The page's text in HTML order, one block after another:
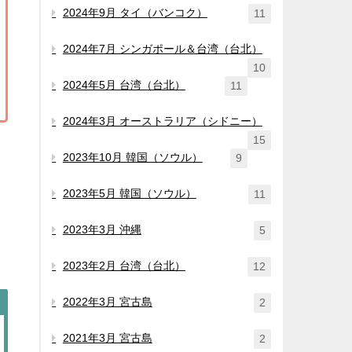
2024年9月 タイ（バンコク） 11
2024年7月 シンガポール＆台湾（台北）
10
2024年5月 台湾（台北）
11
2024年3月 オーストラリア（シドニー）
15
2023年10月 韓国（ソウル）
9
2023年5月 韓国（ソウル） 11
2023年3月 沖縄 5
2023年2月 台湾（台北） 12
2022年3月 宮古島 2
2021年3月 宮古島 2